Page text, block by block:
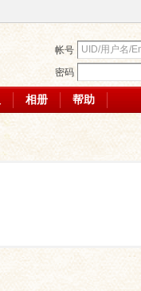
帐号
密码
相册 帮助